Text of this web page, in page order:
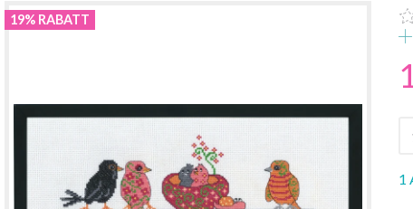
19% RABATT
1